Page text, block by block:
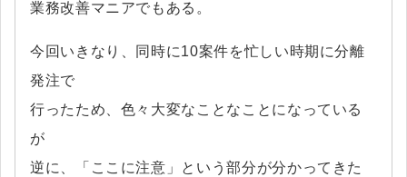
業務改善マニアでもある。
今回いきなり、同時に10案件を忙しい時期に分離
発注で
行ったため、色々大変なことなことになっている
が
逆に、「ここに注意」という部分が分かってきた